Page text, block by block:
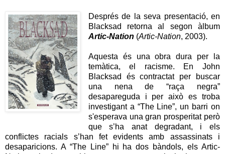
Després de la seva presentació, en
Blacksad retorna al segon àlbum
Artic-Nation (Artic-Nation, 2003).
Aquesta és una obra dura per la
temàtica, el racisme. En John
Blacksad és contractat per buscar
una nena de “raça negra”
desapareguda i per això es troba
investigant a “The Line”, un barri on
s'esperava una gran prosperitat però
que s’ha anat degradant, i els
conflictes racials s’han fet evidents amb assassinats i
desaparicions. A “The Line” hi ha dos bàndols, els Artic-